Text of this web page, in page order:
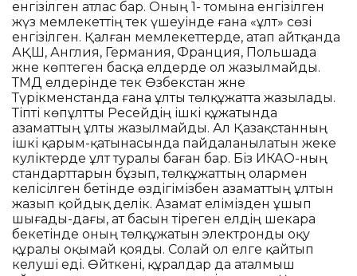
енгізілген атлас бар. Оның 1- томына енгізілген
жүз мемлекеттің тек үшеуінде ғана «ұлт» сөзі
енгізілген. Қалған мемлекеттерде, атап айтқанда
АҚШ, Англия, Германия, Франция, Польшада
және көптеген басқа елдерде ол жазылмайды.
ТМД елдерінде тек Өзбекстан және
Түрікменстанда ғана ұлты төлқұжатта жазылады.
Тіпті көпұлтты Ресейдің ішкі құжатында
азаматтың ұлты жазылмайды. Ал Қазақстанның
ішкі қарым-қатынасында пайдаланылатын жеке
куәліктерде ұлт туралы баған бар. Біз ИКАО-ның
стандарттарын бұзып, төлқұжаттың олармен
келісілген бетінде өздігімізбен азаматтың ұлтын
жазып қойдық делік. Азамат елімізден ұшып
шығады-дағы, ат басын тіреген елдің шекара
бекетінде оның төлқұжатын электронды оқу
құралы оқымай қояды. Солай ол елге қайтып
келуші еді. Өйткені, құралдар да аталмыш